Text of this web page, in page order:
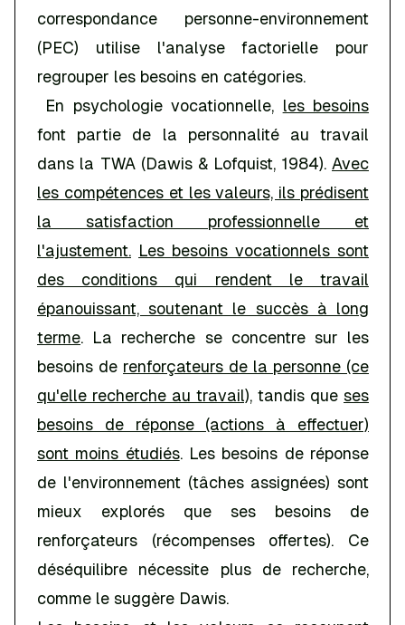
correspondance personne-environnement
(PEC) utilise l'analyse factorielle pour
regrouper les besoins en catégories.
En psychologie vocationnelle, les besoins
font partie de la personnalité au travail
dans la TWA (Dawis & Lofquist, 1984). Avec
les compétences et les valeurs, ils prédisent
la satisfaction professionnelle et
l'ajustement. Les besoins vocationnels sont
des conditions qui rendent le travail
épanouissant, soutenant le succès à long
terme. La recherche se concentre sur les
besoins de renforçateurs de la personne (ce
qu'elle recherche au travail), tandis que ses
besoins de réponse (actions à effectuer)
sont moins étudiés. Les besoins de réponse
de l'environnement (tâches assignées) sont
mieux explorés que ses besoins de
renforçateurs (récompenses offertes). Ce
déséquilibre nécessite plus de recherche,
comme le suggère Dawis.